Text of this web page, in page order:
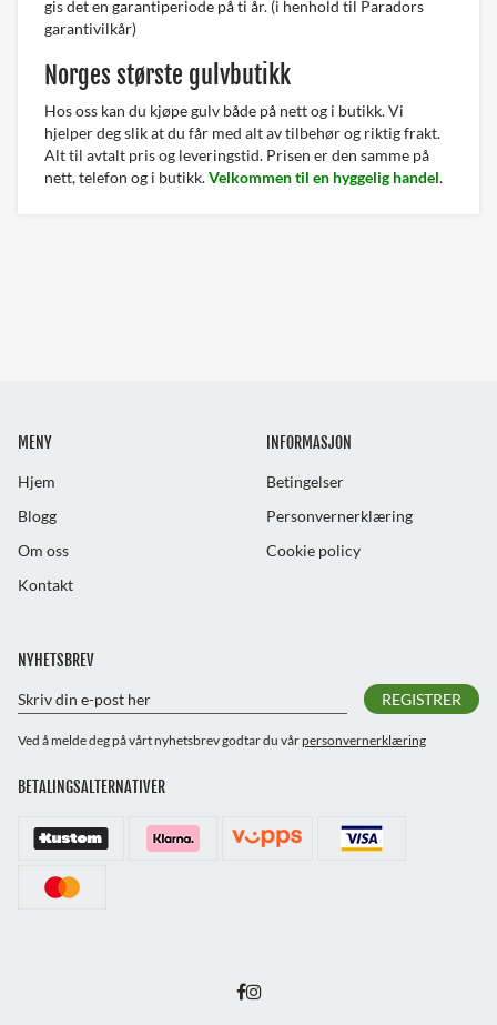
gis det en garantiperiode på ti år. (i henhold til Paradors
garantivilkår)
Norges største gulvbutikk
Hos oss kan du kjøpe gulv både på nett og i butikk. Vi
hjelper deg slik at du får med alt av tilbehør og riktig frakt.
Alt til avtalt pris og leveringstid. Prisen er den samme på
nett, telefon og i butikk.Velkommen til en hyggelig handel.
MENY
Hjem
Blogg
Om oss
Kontakt
INFORMASJON
Betingelser
Personvernerklæring
Cookie policy
NYHETSBREV
REGISTRER
Ved å melde deg på vårt nyhetsbrev godtar du vårpersonvernerklæring
BETALINGSALTERNATIVER